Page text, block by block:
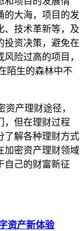
的大海，项目的发
、技术革新等，及
投资决策，避免在
险过高的项目，
陌生的森林中不
产理财途径，
，但在理财过程
了解各种理财方式
加密资产理财领域
自己的财富新征
资产新体验